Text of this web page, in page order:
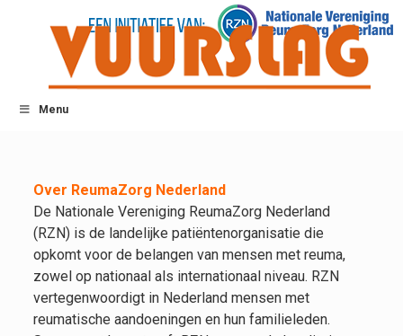
Menu
Over ReumaZorg Nederland
De Nationale Vereniging ReumaZorg Nederland
(RZN) is de landelijke patiëntenorganisatie die
opkomt voor de belangen van mensen met reuma,
zowel op nationaal als internationaal niveau. RZN
vertegenwoordigt in Nederland mensen met
reumatische aandoeningen en hun familieleden.